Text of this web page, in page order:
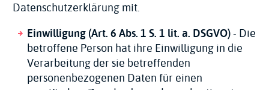
Datenschutzerklärung mit.
Einwilligung (Art. 6 Abs. 1 S. 1 lit. a. DSGVO)- Die
betroffene Person hat ihre Einwilligung in die
Verarbeitung der sie betreffenden
personenbezogenen Daten für einen